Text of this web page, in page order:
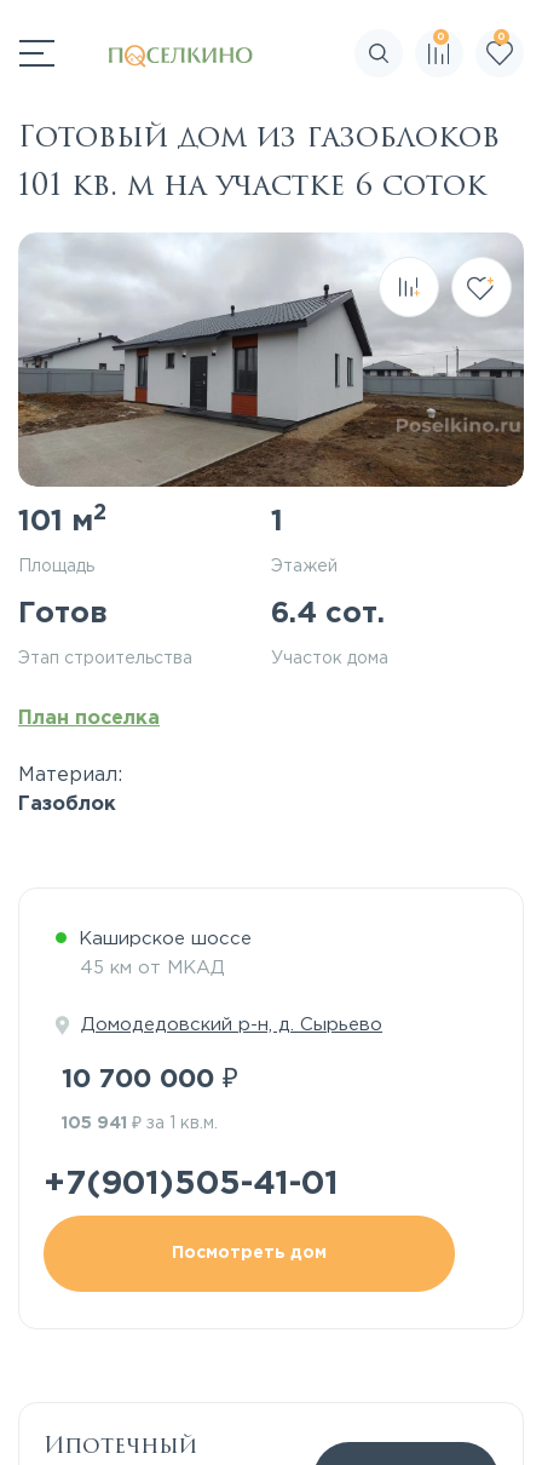
Поиск по сайту
0 0
Готовый дом из газоблоков
101 кв. м на участке 6 соток
101 м2
Площадь
1
Этажей
Готов
Этап строительства
6.4 сот.
Участок дома
План поселка
Материал:
Газоблок
Каширское шоссе
45 км от МКАД
Домодедовский р-н, д. Сырьево
10 700 000 ₽
105 941 ₽ за 1 кв.м.
+7(901)505-41-01
Посмотреть дом
Ипотечный